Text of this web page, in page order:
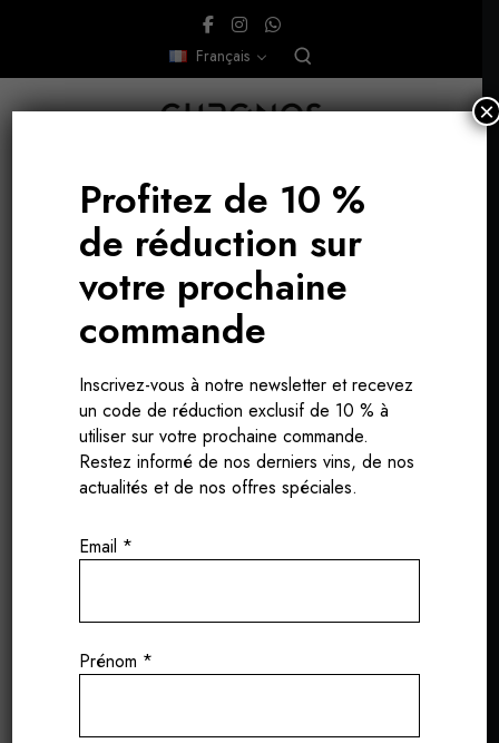
Français
Marches
Profitez de 10 %
de réduction sur
votre prochaine
commande
Inscrivez-vous à notre newsletter et recevez
un code de réduction exclusif de 10 % à
utiliser sur votre prochaine commande.
Restez informé de nos derniers vins, de nos
actualités et de nos offres spéciales.
Email *
Prénom *
×